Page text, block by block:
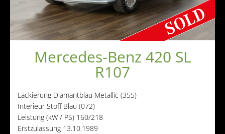
Mercedes-Benz 420 SL
R107
Lackierung Diamantblau Metallic (355)
Interieur Stoff Blau (072)
Leistung (kW / PS) 160/218
Erstzulassung 13.10.1989